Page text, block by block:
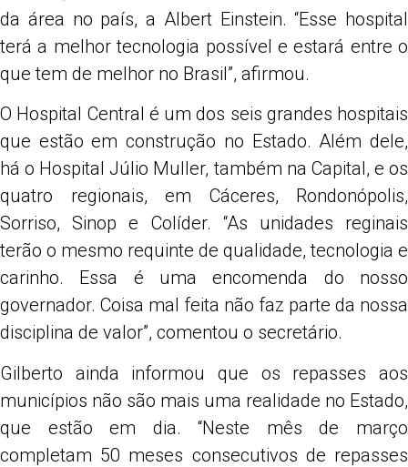
da área no país, a Albert Einstein. “Esse hospital
terá a melhor tecnologia possível e estará entre o
que tem de melhor no Brasil”, afirmou.
O Hospital Central é um dos seis grandes hospitais
que estão em construção no Estado. Além dele,
há o Hospital Júlio Muller, também na Capital, e os
quatro regionais, em Cáceres, Rondonópolis,
Sorriso, Sinop e Colíder. “As unidades reginais
terão o mesmo requinte de qualidade, tecnologia e
carinho. Essa é uma encomenda do nosso
governador. Coisa mal feita não faz parte da nossa
disciplina de valor”, comentou o secretário.
Gilberto ainda informou que os repasses aos
municípios não são mais uma realidade no Estado,
que estão em dia. “Neste mês de março
completam 50 meses consecutivos de repasses